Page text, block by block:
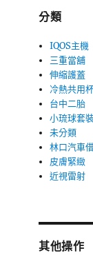
分類
IQOS主機
三重當舖
伸縮護蓋
冷熱共用
台中二胎
小琉球套
未分類
林口汽車
皮膚緊緻
近視雷射
其他操作